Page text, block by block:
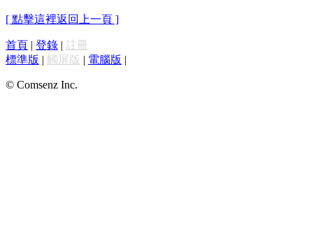
[ 點擊這裡返回上一頁 ]
首頁 | 登錄 | 註冊
標準版 | 觸屏版 | 電腦版 |
© Comsenz Inc.